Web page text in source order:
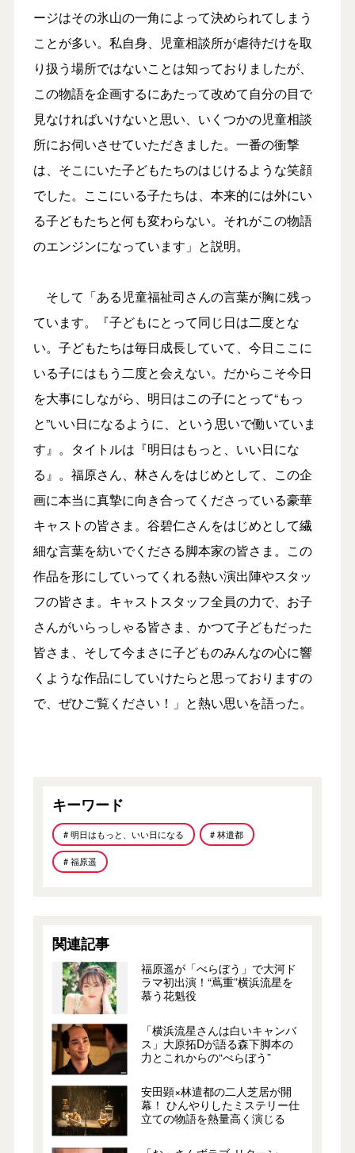
ージはその氷山の一角によって決められてしまう
ことが多い。私自身、児童相談所が虐待だけを取
り扱う場所ではないことは知っておりましたが、
この物語を企画するにあたって改めて自分の目で
見なければいけないと思い、いくつかの児童相談
所にお伺いさせていただきました。一番の衝撃
は、そこにいた子どもたちのはじけるような笑顔
でした。ここにいる子たちは、本来的には外にい
る子どもたちと何も変わらない。それがこの物語
のエンジンになっています」と説明。
そして「ある児童福祉司さんの言葉が胸に残っ
ています。『子どもにとって同じ日は二度とな
い。子どもたちは毎日成長していて、今日ここに
いる子にはもう二度と会えない。だからこそ今日
を大事にしながら、明日はこの子にとって“もっ
と”いい日になるように、という思いで働いていま
す』。タイトルは『明日はもっと、いい日にな
る』。福原さん、林さんをはじめとして、この企
画に本当に真摯に向き合ってくださっている豪華
キャストの皆さま。谷碧仁さんをはじめとして繊
細な言葉を紡いでくださる脚本家の皆さま。この
作品を形にしていってくれる熱い演出陣やスタッ
フの皆さま。キャストスタッフ全員の力で、お子
さんがいらっしゃる皆さま、かつて子どもだった
皆さま、そして今まさに子どものみんなの心に響
くような作品にしていけたらと思っておりますの
で、ぜひご覧ください！」と熱い思いを語った。
キーワード
# 明日はもっと、いい日になる # 林遣都
# 福原遥
関連記事
福原遥が「べらぼう」で大河ド
ラマ初出演！“蔦重”横浜流星を
慕う花魁役
「横浜流星さんは白いキャンバ
ス」大原拓Dが語る森下脚本の
力とこれからの“べらぼう”
安田顕×林遣都の二人芝居が開
幕！ ひんやりしたミステリー仕
立ての物語を熱量高く演じる